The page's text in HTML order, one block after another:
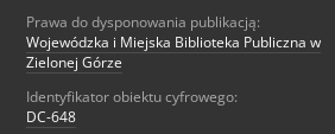
Prawa do dysponowania publikacją:
Wojewódzka i Miejska Biblioteka Publiczna w
Zielonej Górze
Identyfikator obiektu cyfrowego:
DC-648